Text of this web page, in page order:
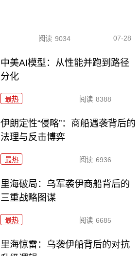
阅读 9034 07-28
中美AI模型：从性能并跑到路径
分化
最热 阅读 8388
伊朗定性“侵略”：商船遇袭背后的
法理与反击博弈
最热 阅读 6936
里海破局：乌军袭伊商船背后的
三重战略图谋
最热 阅读 6685
里海惊雷：乌袭伊船背后的对抗